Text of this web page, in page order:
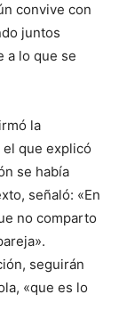
convive con
juntos
a lo que se
la
el que explicó
se había
señaló: «En
no comparto
seguirán
«que es lo